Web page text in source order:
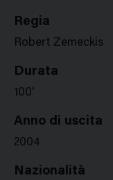
Regia
Robert Zemeckis
Durata
100'
Anno di uscita
2004
Nazionalità